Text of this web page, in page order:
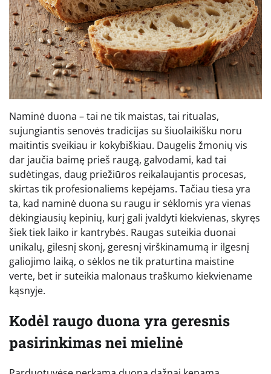
Naminė duona – tai ne tik maistas, tai ritualas,
sujungiantis senovės tradicijas su šiuolaikišku noru
maitintis sveikiau ir kokybiškiau. Daugelis žmonių vis
dar jaučia baimę prieš raugą, galvodami, kad tai
sudėtingas, daug priežiūros reikalaujantis procesas,
skirtas tik profesionaliems kepėjams. Tačiau tiesa yra
ta, kad naminė duona su raugu ir sėklomis yra vienas
dėkingiausių kepinių, kurį gali įvaldyti kiekvienas, skyręs
šiek tiek laiko ir kantrybės. Raugas suteikia duonai
unikalų, gilesnį skonį, geresnį virškinamumą ir ilgesnį
galiojimo laiką, o sėklos ne tik praturtina maistine
verte, bet ir suteikia malonaus traškumo kiekviename
kąsnyje.
Kodėl raugo duona yra geresnis
pasirinkimas nei mielinė